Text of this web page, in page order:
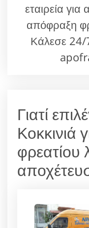
εταιρεία
απόφραξη
Κάλεσε
Γιατί
Κοκκινιά
φρεατίου